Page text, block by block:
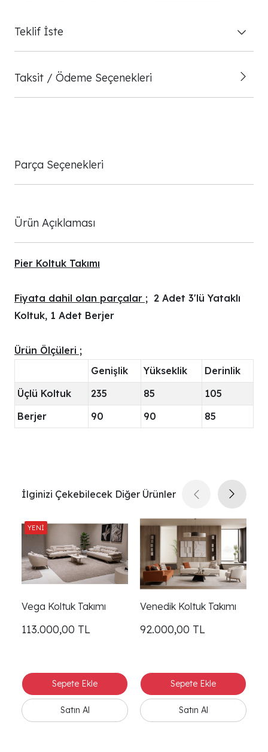
Teklif İste
Taksit / Ödeme Seçenekleri
Parça Seçenekleri
Ürün Açıklaması
Pier Koltuk Takımı
Fiyata dahil olan parçalar ; 2 Adet 3'lü Yataklı
Koltuk, 1 Adet Berjer
Ürün Ölçüleri ;
Genişlik
Yükseklik
Derinlik
Üçlü Koltuk
235 85
105
Berjer
90 90 85
İlginizi Çekebilecek Diğer Ürünler
Vega Koltuk Takımı
113.000,00 TL
Venedik Koltuk Takımı
92.000,00 TL